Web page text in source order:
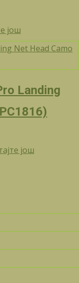
још
Landing
још